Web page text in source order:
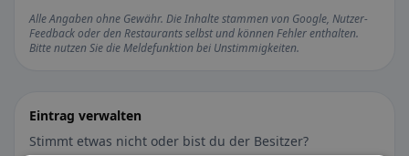
Alle Angaben ohne Gewähr. Die Inhalte stammen von Google, Nutzer-
Feedback oder den Restaurants selbst und können Fehler enthalten.
Bitte nutzen Sie die Meldefunktion bei Unstimmigkeiten.
Eintrag verwalten
Stimmt etwas nicht oder bist du der Besitzer?